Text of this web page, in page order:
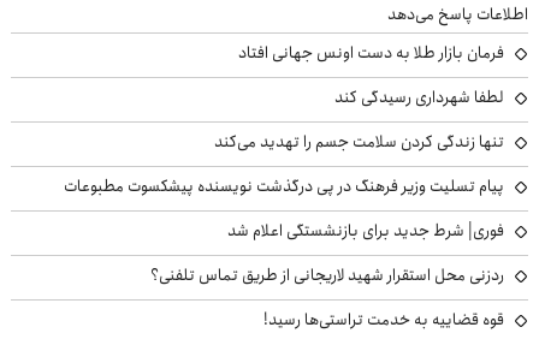
اطلاعات پاسخ می‌دهد
فرمان بازار طلا به دست اونس جهانی افتاد
لطفا شهرداری رسیدگی کند
تنها زندگی کردن سلامت جسم را تهدید می‌کند
پیام تسلیت وزیر فرهنگ در پی درگذشت نویسنده پیشکسوت مطبوعات
فوری| شرط جدید برای بازنشستگی اعلام شد
ردزنی محل استقرار شهید لاریجانی از طریق تماس تلفنی؟
قوه قضاییه به خدمت تراستی‌ها رسید!